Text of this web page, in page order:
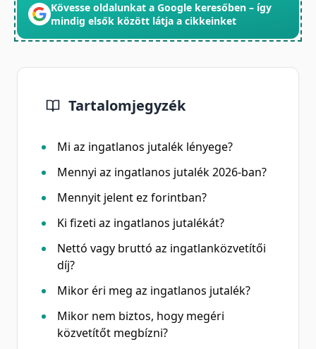
Kövesse oldalunkat a Google keresőben – így
mindig elsők között látja a cikkeinket
Tartalomjegyzék
Mi az ingatlanos jutalék lényege?
Mennyi az ingatlanos jutalék 2026-ban?
Mennyit jelent ez forintban?
Ki fizeti az ingatlanos jutalékát?
Nettó vagy bruttó az ingatlanközvetítői
díj?
Mikor éri meg az ingatlanos jutalék?
Mikor nem biztos, hogy megéri
közvetítőt megbízni?